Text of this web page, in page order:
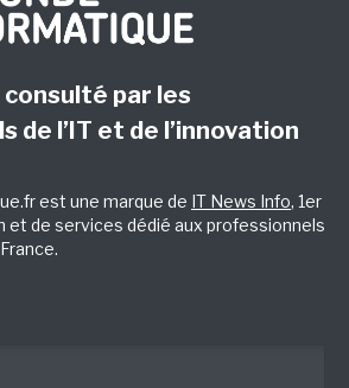
par les
de l’IT et de l’innovation
est une marque de IT News Info, 1er
et de services dédié aux professionnels